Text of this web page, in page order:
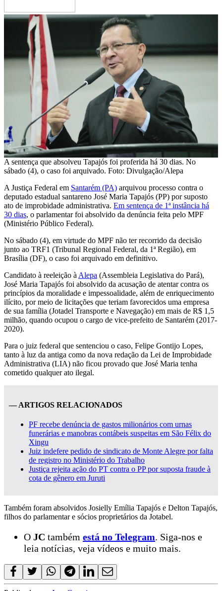
A sentença que absolveu Tapajós foi proferida há 30 dias. No
sábado (4), o caso foi arquivado. Foto: Divulgação/Alepa
A Justiça Federal em Santarém (PA) arquivou processo contra o
deputado estadual santareno José Maria Tapajós (PP) por suposto
ato de improbidade administrativa. Em sentença de 1ª instância há
30 dias, o parlamentar foi absolvido da denúncia feita pelo MPF
(Ministério Público Federal).
No sábado (4), em virtude do MPF não ter recorrido da decisão
junto ao TRF1 (Tribunal Regional Federal, da 1ª Região), em
Brasília (DF), o caso foi arquivado em definitivo.
Candidato à reeleição à Alepa (Assembleia Legislativa do Pará),
José Maria Tapajós foi absolvido da acusação de atentar contra os
princípios da moralidade e impessoalidade, além de enriquecimento
ilícito, por meio de licitações que teriam favorecidos uma empresa
de sua família (Jotadel Transporte e Navegação) em mais de R$ 1,5
milhão, quando ocupou o cargo de vice-prefeito de Santarém (2017-
2020).
Para o juiz federal que sentenciou o caso, Felipe Gontijo Lopes,
tanto à luz da antiga como da nova redação da Lei de Improbidade
Administrativa (LIA) não ficou provado que José Maria tenha
cometido qualquer ato ilegal.
— ARTIGOS RELACIONADOS
PF recebe denúncia de gastos milionários com urnas
funerárias e manobras contábeis suspeitas em São Félix do
Xingu
Juiz indefere pedido de sindicato de Monte Alegre por falta
de registro no Ministério do Trabalho
Justiça rejeita ação do PT contra o PP por suposta fraude à
cota de gênero em Juruti
Também foram absolvidos Josielly Emília Tapajós e Delton Tapajós,
filhos do parlamentar e sócios proprietários da Jotabel.
O JC também está no Telegram. Siga-nos e
leia notícias, veja vídeos e muito mais.